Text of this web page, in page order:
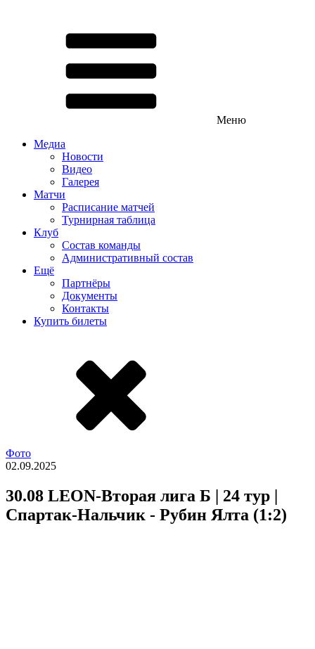
Меню
Медиа
Новости
Видео
Галерея
Матчи
Расписание матчей
Турнирная таблица
Клуб
Состав команды
Административный состав
Ещё
Партнёры
Документы
Контакты
Купить билеты
Фото
02.09.2025
30.08 LEON-Вторая лига Б | 24 тур |
Спартак-Нальчик - Рубин Ялта (1:2)